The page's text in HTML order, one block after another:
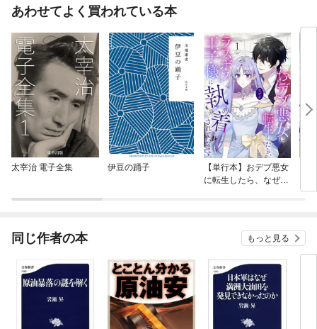
あわせてよく買われている本
太宰治 電子全集 伊豆の踊子
【単行本】おデブ悪女
に転生したら、なぜか
同じ作者の本 もっと見る